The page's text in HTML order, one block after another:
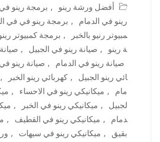
أفضل ورشة رينو
, برمجة رينو في
رينو في الدمام
, برمجة رينو في في
مبيوتر رنيو بالخبر
, برمجة كمبيوتر
ة رينو
, صيانة رينو في الجبيل ,
صيانة رينو في الدمام
, صيانة رينو
ائي رينو الجبيل
, كهربائي رينو الخبر ,
مام
, ميكانيكي رينو في الاحساء ,
لجبيل
, ميكانيكي رينو في الخبر ,
دمام
, ميكانيكي رينو في القطيف ,
بقيق
, ميكانيكي رينو في سيهات ,